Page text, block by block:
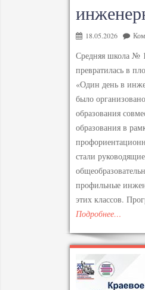
18.05.2026
Средняя школа №
превратилась в
«Один день в
было
образования
образования в
стали
профильные
этих классов.
Подробнее…